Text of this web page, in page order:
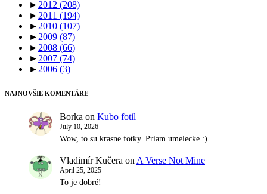
► 2012 (208)
► 2011 (194)
► 2010 (107)
► 2009 (87)
► 2008 (66)
► 2007 (74)
► 2006 (3)
NAJNOVŠIE KOMENTÁRE
Borka on Kubo fotil
July 10, 2026
Wow, to su krasne fotky. Priam umelecke :)
Vladimír Kučera on A Verse Not Mine
April 25, 2025
To je dobré!